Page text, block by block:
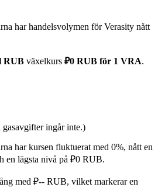
säkerhet
har handelsvolymen för Verasity nått
RUB växelkurs ₽0 RUB för 1 VRA.
ingår inte.)
har kursen fluktuerat med 0%, nått en
en lägsta nivå på ₽0 RUB.
med ₽-- RUB, vilket markerar en